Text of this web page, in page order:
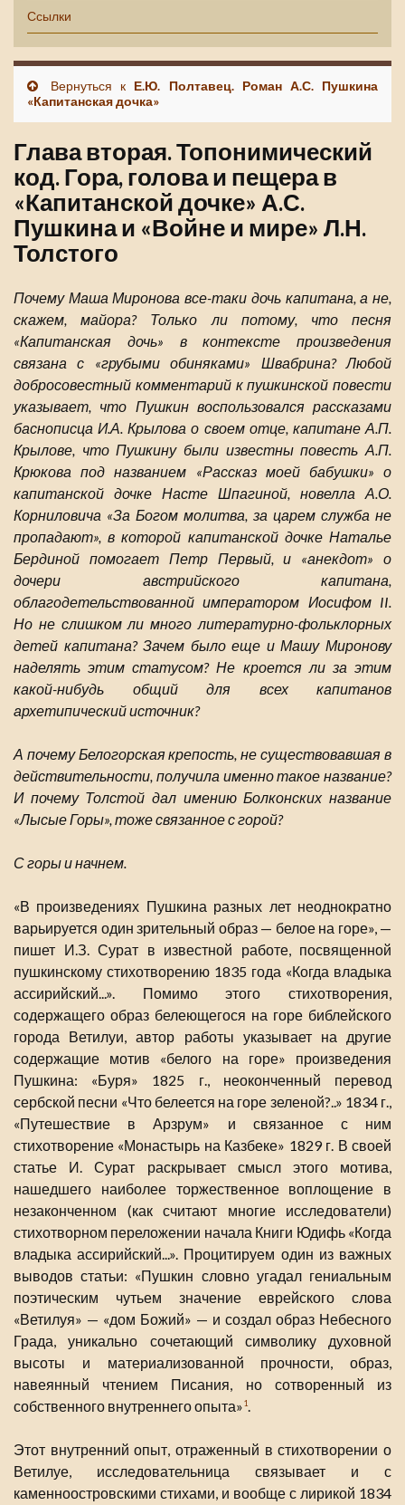
Ссылки
Вернуться к Е.Ю. Полтавец. Роман А.С. Пушкина
«Капитанская дочка»
Глава вторая. Топонимический
код. Гора, голова и пещера в
«Капитанской дочке» А.С.
Пушкина и «Войне и мире» Л.Н.
Толстого
Почему Маша Миронова все-таки дочь капитана, а не,
скажем, майора? Только ли потому, что песня
«Капитанская дочь» в контексте произведения
связана с «грубыми обиняками» Швабрина? Любой
добросовестный комментарий к пушкинской повести
указывает, что Пушкин воспользовался рассказами
баснописца И.А. Крылова о своем отце, капитане А.П.
Крылове, что Пушкину были известны повесть А.П.
Крюкова под названием «Рассказ моей бабушки» о
капитанской дочке Насте Шпагиной, новелла А.О.
Корниловича «За Богом молитва, за царем служба не
пропадают», в которой капитанской дочке Наталье
Бердиной помогает Петр Первый, и «анекдот» о
дочери австрийского капитана,
облагодетельствованной императором Иосифом II.
Но не слишком ли много литературно-фольклорных
детей капитана? Зачем было еще и Машу Миронову
наделять этим статусом? Не кроется ли за этим
какой-нибудь общий для всех капитанов
архетипический источник?
А почему Белогорская крепость, не существовавшая в
действительности, получила именно такое название?
И почему Толстой дал имению Болконских название
«Лысые Горы», тоже связанное с горой?
С горы и начнем.
«В произведениях Пушкина разных лет неоднократно
варьируется один зрительный образ — белое на горе», —
пишет И.З. Сурат в известной работе, посвященной
пушкинскому стихотворению 1835 года «Когда владыка
ассирийский...». Помимо этого стихотворения,
содержащего образ белеющегося на горе библейского
города Ветилуи, автор работы указывает на другие
содержащие мотив «белого на горе» произведения
Пушкина: «Буря» 1825 г., неоконченный перевод
сербской песни «Что белеется на горе зеленой?..» 1834 г.,
«Путешествие в Арзрум» и связанное с ним
стихотворение «Монастырь на Казбеке» 1829 г. В своей
статье И. Сурат раскрывает смысл этого мотива,
нашедшего наиболее торжественное воплощение в
незаконченном (как считают многие исследователи)
стихотворном переложении начала Книги Юдифь «Когда
владыка ассирийский...». Процитируем один из важных
выводов статьи: «Пушкин словно угадал гениальным
поэтическим чутьем значение еврейского слова
«Ветилуя» — «дом Божий» — и создал образ Небесного
Града, уникально сочетающий символику духовной
высоты и материализованной прочности, образ,
навеянный чтением Писания, но сотворенный из
собственного внутреннего опыта»1.
Этот внутренний опыт, отраженный в стихотворении о
Ветилуе, исследовательница связывает и с
каменноостровскими стихами, и вообще с лирикой 1834